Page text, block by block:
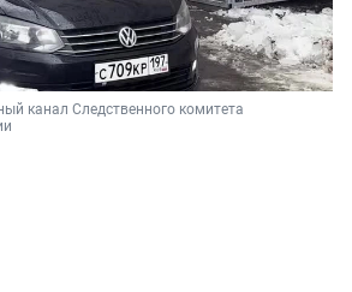
канал Следственного комитета